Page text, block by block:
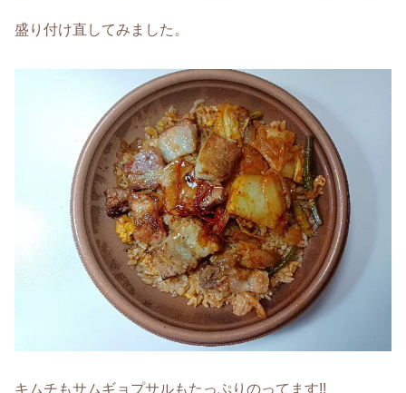
盛り付け直してみました。
キムチもサムギョプサルもたっぷりのってます!!